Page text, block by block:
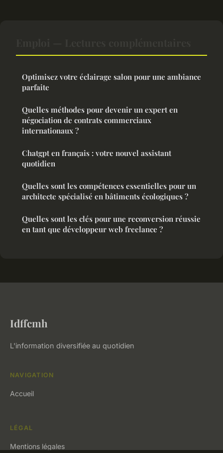
Optimisez votre éclairage salon pour une ambiance
parfaite
Quelles méthodes pour devenir un expert en
négociation de contrats commerciaux
internationaux ?
Chatgpt en français : votre nouvel assistant
quotidien
Quelles sont les compétences essentielles pour un
architecte spécialisé en bâtiments écologiques ?
Quelles sont les clés pour une reconversion réussie
en tant que développeur web freelance ?
Idffcmh
L'information diversifiée au quotidien
NAVIGATION
Accueil
LÉGAL
Mentions légales